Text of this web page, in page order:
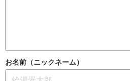
お名前（ニックネーム）